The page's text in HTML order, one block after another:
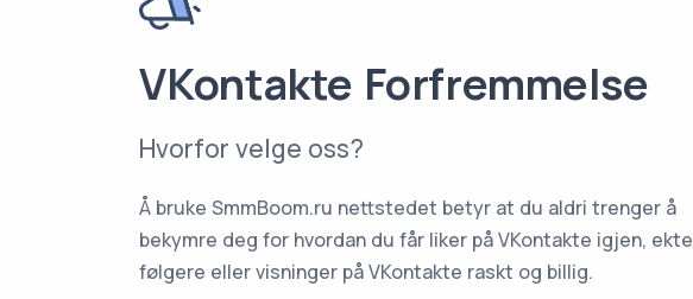
VKontakte Forfremmelse
Hvorfor velge oss?
Å bruke SmmBoom.ru nettstedet betyr at du aldri trenger å
bekymre deg for hvordan du får liker på VKontakte igjen, ekte
følgere eller visninger på VKontakte raskt og billig.